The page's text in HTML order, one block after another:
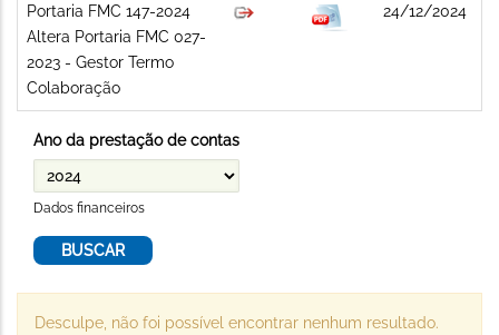
Portaria FMC 147-2024
Altera Portaria FMC 027-
2023 - Gestor Termo
Colaboração
24/12/2024
Ano da prestação de contas
Dados financeiros
Desculpe, não foi possível encontrar nenhum resultado.